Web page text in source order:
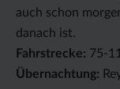
auch schon
danach ist.
Fahrstrecke: 75-
Übernachtung: